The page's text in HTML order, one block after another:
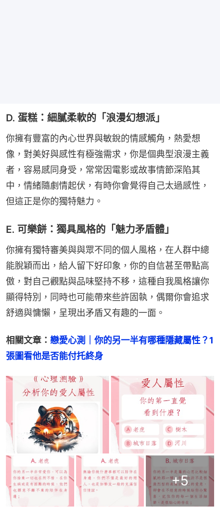
D. 蛋糕：細膩柔軟的「浪漫幻想派」
你擁有豐富的內心世界與敏銳的情感觸角，熱愛想
像，對美好與感性有極強需求，你是個典型浪漫主義
者，容易感同身受，常常因電影或故事情節深陷其
中，情緒隨劇情起伏，有時你會覺得自己太過感性，
但這正是你的獨特魅力。
E. 可樂餅：獨具風格的「魅力矛盾體」
你擁有獨特審美與與眾不同的個人風格，在人群中總
能脫穎而出，給人留下好印象，你的自信甚至帶點高
傲，對自己觀點與品味堅持不移，這種自我風格讓你
顯得特別，同時也可能帶來些許固執，偶爾你會追求
舒適與慵懶，呈現出矛盾又有趣的一面。
相關文章： 戀愛心測｜你的另一半有哪種隱藏屬性？1
張圖看他是否能付托終身
+5